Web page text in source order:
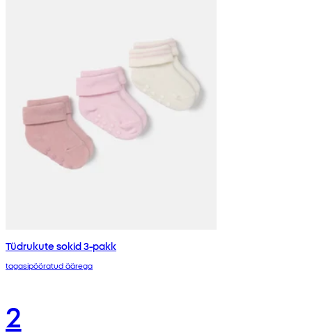
Tüdrukute sokid 3-pakk
tagasipööratud äärega
2